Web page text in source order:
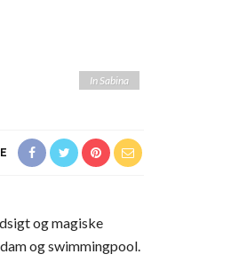
In Sabina
og magiske
og swimmingpool.